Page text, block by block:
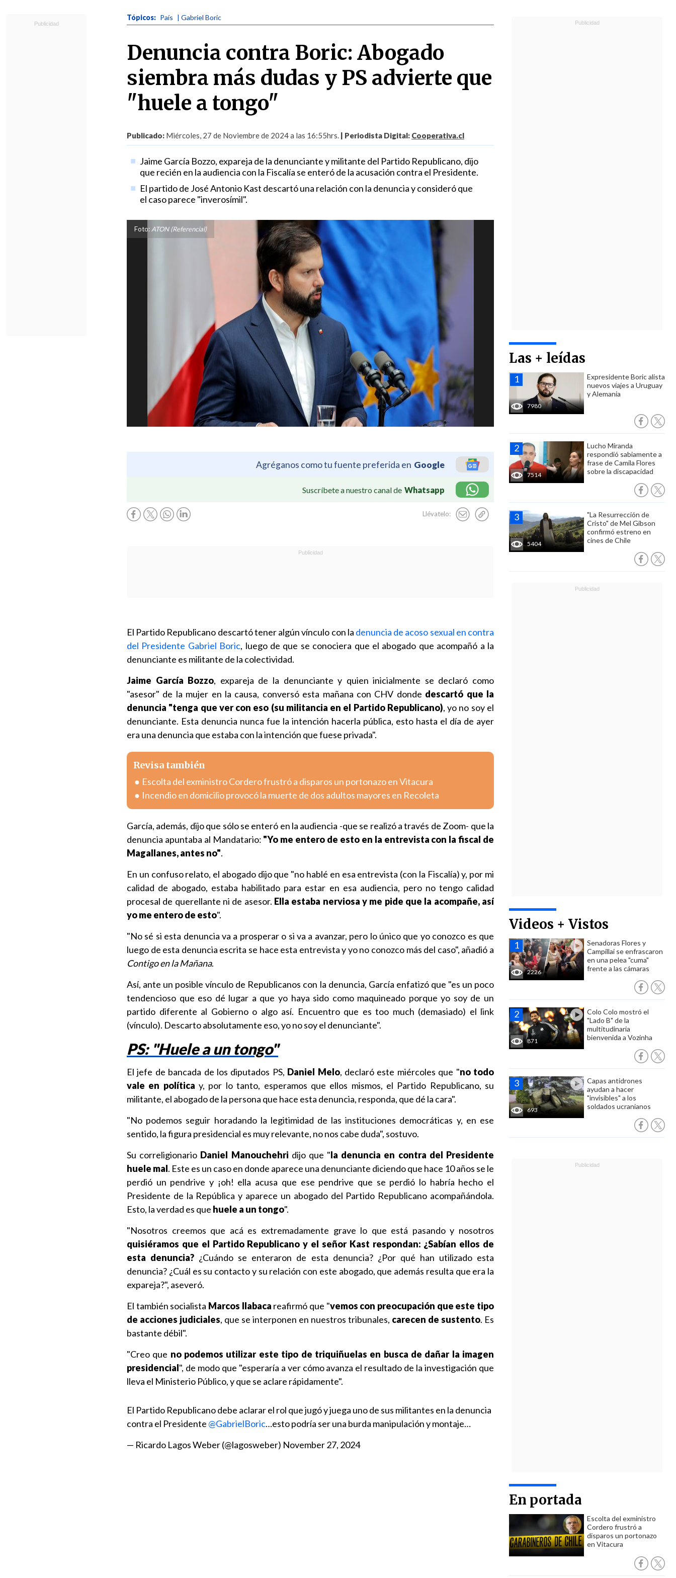
Tópicos: País | Gabriel Boric
Denuncia contra Boric: Abogado
siembra más dudas y PS advierte que
"huele a tongo"
Publicado: Miércoles, 27 de Noviembre de 2024 a las 16:55hrs. | Periodista Digital: Cooperativa.cl
Jaime García Bozzo, expareja de la denunciante y militante del Partido Republicano, dijo
que recién en la audiencia con la Fiscalía se enteró de la acusación contra el Presidente.
El partido de José Antonio Kast descartó una relación con la denuncia y consideró que
el caso parece "inverosímil".
Foto: ATON (Referencial)
Agréganos como tu fuente preferida en Google
Suscríbete a nuestro canal de Whatsapp
Llévatelo:
Las + leídas
7980
Expresidente Boric alista
nuevos viajes a Uruguay
y Alemania
7514
Lucho Miranda
respondió sabiamente a
frase de Camila Flores
sobre la discapacidad
5404
"La Resurrección de
Cristo" de Mel Gibson
confirmó estreno en
cines de Chile
Videos + Vistos
2226
Senadoras Flores y
Campillai se enfrascaron
en una pelea "cuma"
frente a las cámaras
871
Colo Colo mostró el
"Lado B" de la
multitudinaria
bienvenida a Vozinha
693
Capas antidrones
ayudan a hacer
"invisibles" a los
soldados ucranianos
En portada
Escolta del exministro
Cordero frustró a
disparos un portonazo
en Vitacura
El Partido Republicano descartó tener algún vínculo con la denuncia de acoso sexual en contra
del Presidente Gabriel Boric, luego de que se conociera que el abogado que acompañó a la
denunciante es militante de la colectividad.
Jaime García Bozzo, expareja de la denunciante y quien inicialmente se declaró como
"asesor" de la mujer en la causa, conversó esta mañana con CHV donde descartó que la
denuncia "tenga que ver con eso (su militancia en el Partido Republicano), yo no soy el
denunciante. Esta denuncia nunca fue la intención hacerla pública, esto hasta el día de ayer
era una denuncia que estaba con la intención que fuese privada".
Revisa también
Escolta del exministro Cordero frustró a disparos un portonazo en Vitacura
Incendio en domicilio provocó la muerte de dos adultos mayores en Recoleta
García, además, dijo que sólo se enteró en la audiencia -que se realizó a través de Zoom- que la
denuncia apuntaba al Mandatario: "Yo me entero de esto en la entrevista con la fiscal de
Magallanes, antes no".
En un confuso relato, el abogado dijo que "no hablé en esa entrevista (con la Fiscalía) y, por mi
calidad de abogado, estaba habilitado para estar en esa audiencia, pero no tengo calidad
procesal de querellante ni de asesor. Ella estaba nerviosa y me pide que la acompañe, así
yo me entero de esto".
"No sé si esta denuncia va a prosperar o si va a avanzar, pero lo único que yo conozco es que
luego de esta denuncia escrita se hace esta entrevista y yo no conozco más del caso", añadió a
Contigo en la Mañana.
Así, ante un posible vínculo de Republicanos con la denuncia, García enfatizó que "es un poco
tendencioso que eso dé lugar a que yo haya sido como maquineado porque yo soy de un
partido diferente al Gobierno o algo así. Encuentro que es too much (demasiado) el link
(vínculo). Descarto absolutamente eso, yo no soy el denunciante".
PS: "Huele a un tongo"
El jefe de bancada de los diputados PS, Daniel Melo, declaró este miércoles que "no todo
vale en política y, por lo tanto, esperamos que ellos mismos, el Partido Republicano, su
militante, el abogado de la persona que hace esta denuncia, responda, que dé la cara".
"No podemos seguir horadando la legitimidad de las instituciones democráticas y, en ese
sentido, la figura presidencial es muy relevante, no nos cabe duda", sostuvo.
Su correligionario Daniel Manouchehri dijo que "la denuncia en contra del Presidente
huele mal. Este es un caso en donde aparece una denunciante diciendo que hace 10 años se le
perdió un pendrive y ¡oh! ella acusa que ese pendrive que se perdió lo habría hecho el
Presidente de la República y aparece un abogado del Partido Republicano acompañándola.
Esto, la verdad es que huele a un tongo".
"Nosotros creemos que acá es extremadamente grave lo que está pasando y nosotros
quisiéramos que el Partido Republicano y el señor Kast respondan: ¿Sabían ellos de
esta denuncia? ¿Cuándo se enteraron de esta denuncia? ¿Por qué han utilizado esta
denuncia? ¿Cuál es su contacto y su relación con este abogado, que además resulta que era la
expareja?", aseveró.
El también socialista Marcos Ilabaca reafirmó que "vemos con preocupación que este tipo
de acciones judiciales, que se interponen en nuestros tribunales, carecen de sustento. Es
bastante débil".
"Creo que no podemos utilizar este tipo de triquiñuelas en busca de dañar la imagen
presidencial", de modo que "esperaría a ver cómo avanza el resultado de la investigación que
lleva el Ministerio Público, y que se aclare rápidamente".
El Partido Republicano debe aclarar el rol que jugó y juega uno de sus militantes en la denuncia
contra el Presidente @GabrielBoric…esto podría ser una burda manipulación y montaje…
— Ricardo Lagos Weber (@lagosweber) November 27, 2024